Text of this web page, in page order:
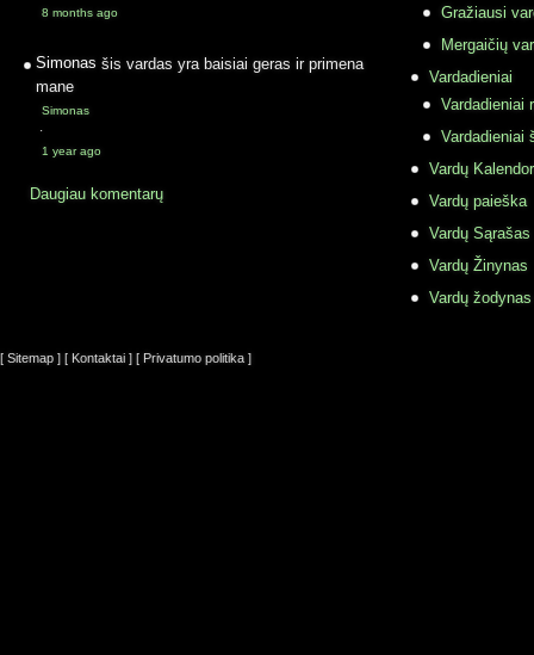
8 months ago
Simonas šis vardas yra baisiai geras ir primena
mane
Simonas
·
1 year ago
Daugiau komentarų
Gražiausi
Mergaičių
Vardadieniai
Vardadieniai
Vardadieniai
Vardų
Vardų paieška
Vardų Sąrašas
Vardų Žinynas
Vardų
[ Sitemap ] [ Kontaktai ] [ Privatumo politika ]